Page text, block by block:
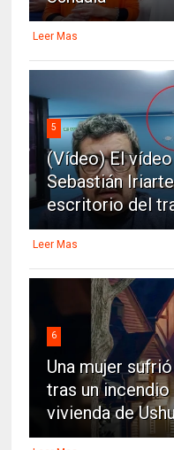
Leer Mas
5
(Vídeo) El
Sebastián
escritorio del
Leer Mas
6
Una mujer
tras un
vivienda de